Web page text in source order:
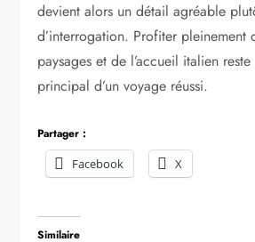
devient alors un détail agréable
d’interrogation. Profiter pleinement
paysages et de l’accueil italien
principal d’un voyage réussi.
Partager :
Facebook
X
Similaire